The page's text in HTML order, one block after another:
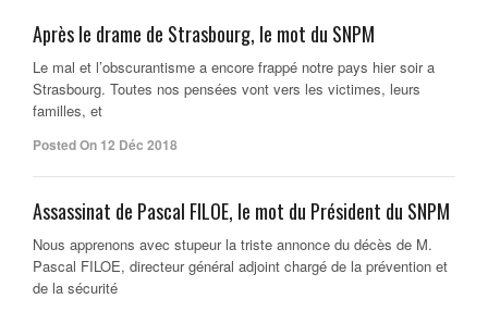
Après le drame de Strasbourg, le mot du SNPM
Le mal et l’obscurantisme a encore frappé notre pays hier soir a
Strasbourg. Toutes nos pensées vont vers les victimes, leurs
familles, et
Posted On 12 Déc 2018
Assassinat de Pascal FILOE, le mot du Président du SNPM
Nous apprenons avec stupeur la triste annonce du décès de M.
Pascal FILOE, directeur général adjoint chargé de la prévention et
de la sécurité